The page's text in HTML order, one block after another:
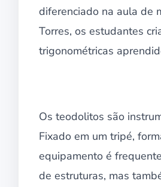
diferenciado na aula de
Torres, os estudantes
trigonométricas
Os teodolitos são
Fixado em um tripé,
equipamento é
de estruturas, mas